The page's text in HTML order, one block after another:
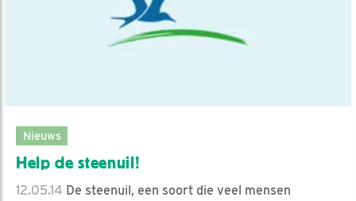
Nieuws
Help de steenuil!
12.05.14 De steenuil, een soort die veel mensen